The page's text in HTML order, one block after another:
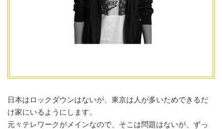
日本はロックダウンはないが、東京は人が多いためできるだ
け家にいるようにします。
元々テレワークがメインなので、そこは問題はないが、ずっ